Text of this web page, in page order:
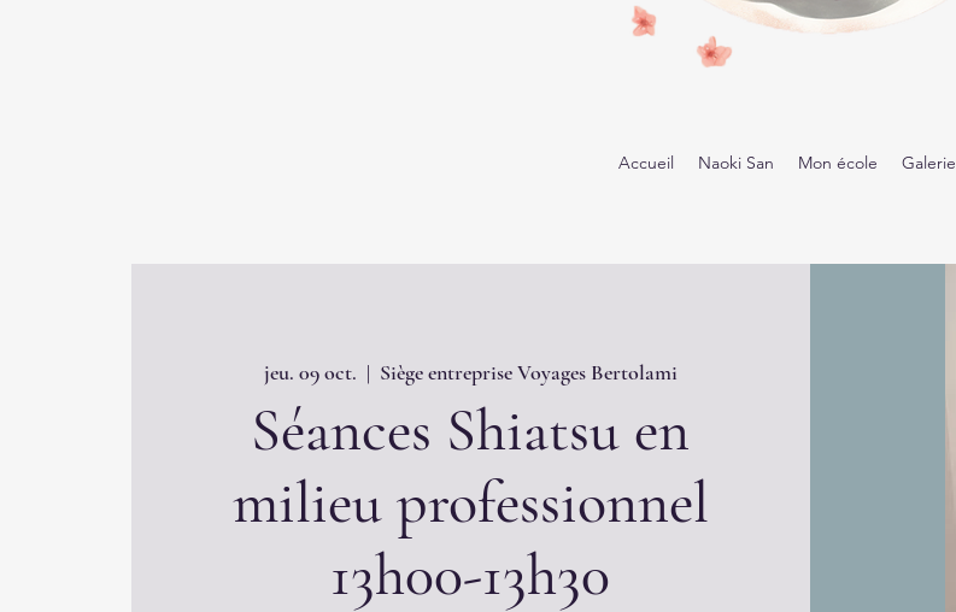
Accueil Naoki San Mon école Galerie
jeu. 09 oct.
  |
Siège entreprise Voyages Bertolami
Séances Shiatsu en
milieu professionnel
13h00-13h30